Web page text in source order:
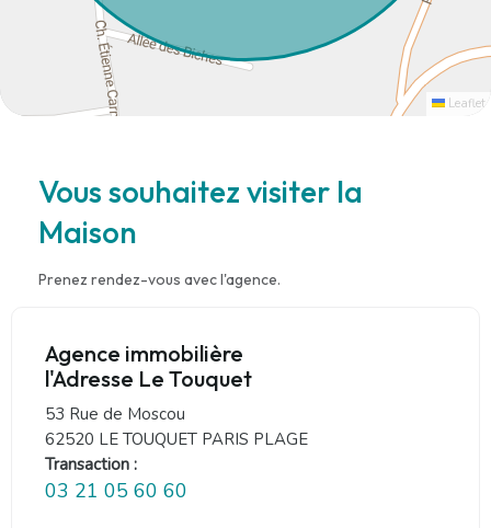
Leaflet
Vous souhaitez visiter la
Maison
Prenez rendez-vous avec l'agence.
Agence immobilière
l'Adresse Le Touquet
53 Rue de Moscou
62520 LE TOUQUET PARIS PLAGE
Transaction :
03 21 05 60 60